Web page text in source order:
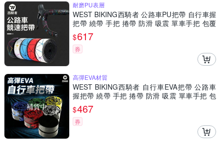
耐磨PU表層
WEST BIKING西騎者 公路車PU把帶 自行車握
把帶 繞帶 手把 捲帶 防滑 吸震 單車手把 包覆
帶 腳踏車
$617
券
補貨中
高彈EVA材質
WEST BIKING西騎者 自行車EVA把帶 公路車
握把帶 繞帶 手把 捲帶 防滑 吸震 單車手把 包
覆帶 腳踏車
$467
券